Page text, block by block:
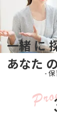
一緒 に
あなた の
-